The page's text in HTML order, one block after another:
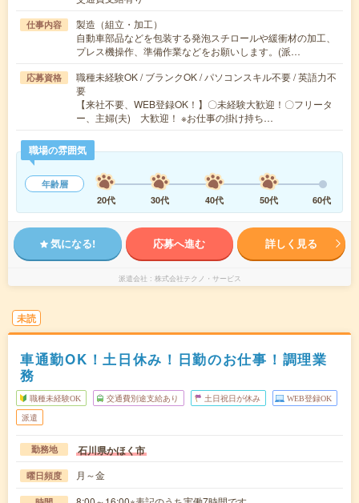
仕事内容
製造（組立・加工）
自動車部品などを包装する発泡スチロールや緩衝材の加工、
プレス機操作、準備作業などをお願いします。(派…
応募資格
職種未経験OK / ブランクOK / パソコンスキル不要 / 英語力不
要
【来社不要、WEB登録OK！】〇未経験大歓迎！〇フリータ
ー、主婦(夫) 大歓迎！ ※お仕事の掛け持ち…
職場の雰囲気
年齢層
20代
30代 40代 50代 60代
気になる! 応募へ進む 詳しく見る
派遣会社 株式会社テクノ・サービス
未読
車通勤OK！土日休み！日勤のお仕事！調理業
務
職種未経験OK 交通費別途支給あり 土日祝日が休み WEB登録OK
派遣
勤務地 石川県かほく市
曜日頻度 月～金